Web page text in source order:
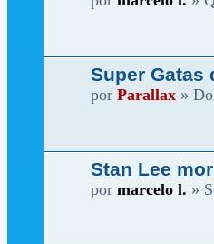
Super Gatas
por Parallax »
Stan Lee
por marcelo l. »